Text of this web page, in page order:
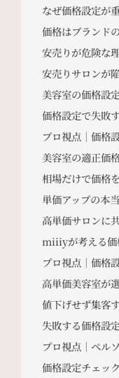
なぜ価格設定が
価格はブランド
安売りが危険な
安売りサロンが
美容室の価格設
価格設定で失敗
プロ視点｜価格
美容室の適正価
相場だけで価格
単価アップの本
高単価サロンに
miiiyが考える価
プロ視点｜価格
高単価美容室が
値下げせず集客
失敗する価格設
プロ視点｜ペル
価格設定チェッ